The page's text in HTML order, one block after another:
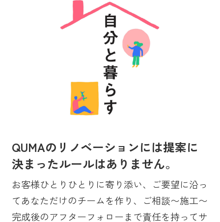
QUMAのリノベーションには提案に
決まったルールはありません。
お客様ひとりひとりに寄り添い、ご要望に沿っ
てあなただけのチームを作り、ご相談〜施工〜
完成後のアフターフォローまで責任を持ってサ